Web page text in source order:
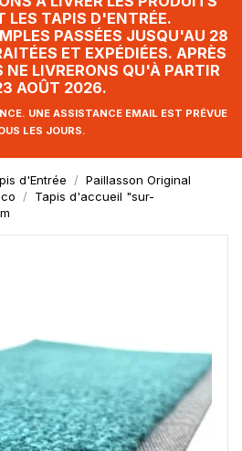
LES TAPIS D'ENTRÉE.
PASSÉES JUSQU'AU 28
ET EXPÉDIÉES. APRÈS
NE LIVRERONS QU'À PARTIR
AOÛT 2026.
UNE ASSISTANCE EMAIL EST PRÉVUE
LES JOURS.
d'Entrée
Paillasson Original
Tapis d'accueil "sur-